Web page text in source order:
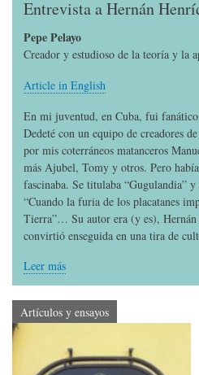
Entrevista a Hernán
Pepe Pelayo
Creador y estudioso de la teoría y la
Article in English
En mi juventud, en Cuba, fui
Dedeté con un equipo de creadores
por mis coterráneos matanceros
más Ajubel, Tomy y otros. Pero
fascinaba. Se titulaba “Gugulandia”
“Cuando la furia de los placatanes
Tierra”… Su autor era (y es),
convirtió enseguida en una tira de
Leer más
Artículos y ensayos